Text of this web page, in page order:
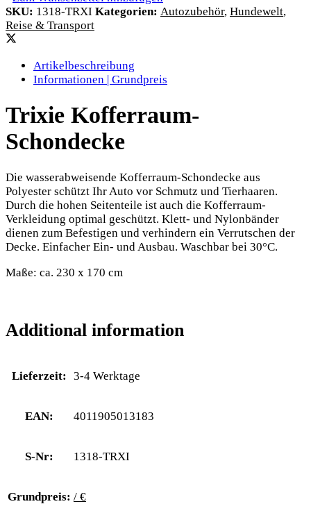
SKU: 1318-TRXI Kategorien: Autozubehör, Hundewelt,
Reise & Transport
Artikelbeschreibung
Informationen | Grundpreis
Trixie Kofferraum-
Schondecke
Die wasserabweisende Kofferraum-Schondecke aus
Polyester schützt Ihr Auto vor Schmutz und Tierhaaren.
Durch die hohen Seitenteile ist auch die Kofferraum-
Verkleidung optimal geschützt. Klett- und Nylonbänder
dienen zum Befestigen und verhindern ein Verrutschen der
Decke. Einfacher Ein- und Ausbau. Waschbar bei 30°C.
Maße: ca. 230 x 170 cm
Additional information
Lieferzeit: 3-4 Werktage
EAN: 4011905013183
S-Nr: 1318-TRXI
Grundpreis: / €